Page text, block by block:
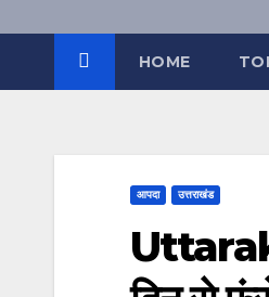
HOME
आपदा उत्तराखंड